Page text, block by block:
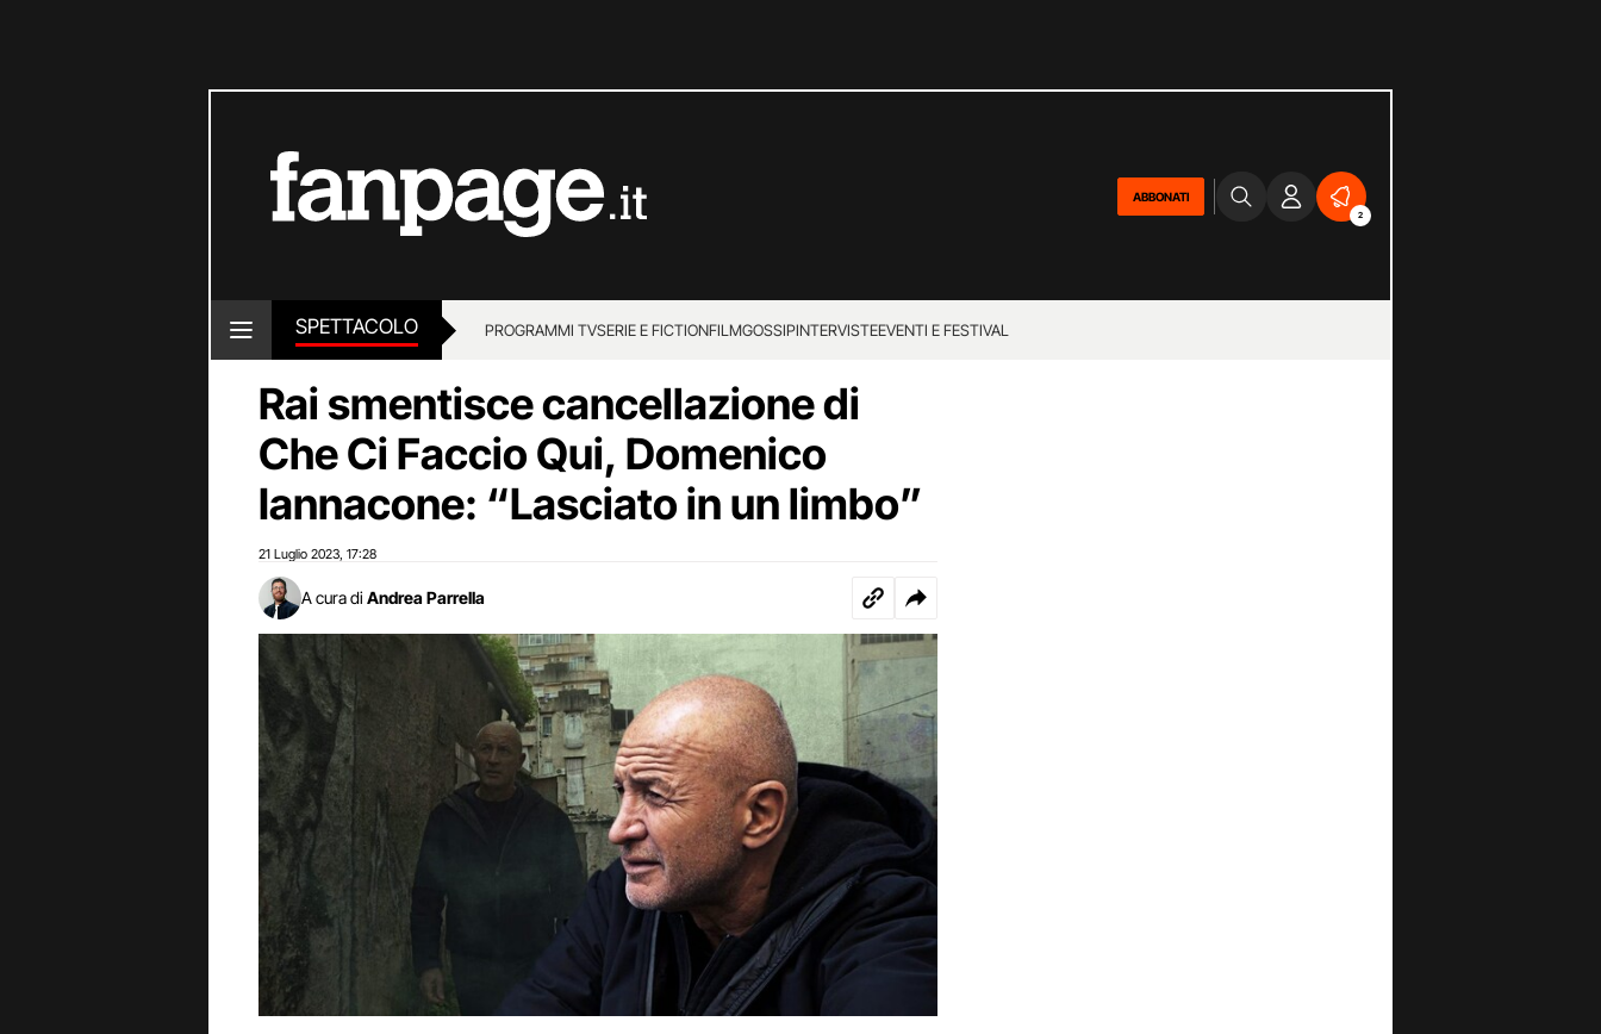
ABBONATI
2
SPETTACOLO PROGRAMMI TVSERIE E FICTIONFILMGOSSIPINTERVISTEEVENTI E FESTIVAL
Rai smentisce cancellazione di
Che Ci Faccio Qui, Domenico
Iannacone: “Lasciato in un limbo”
21 Luglio 2023 17:28
A cura di Andrea Parrella